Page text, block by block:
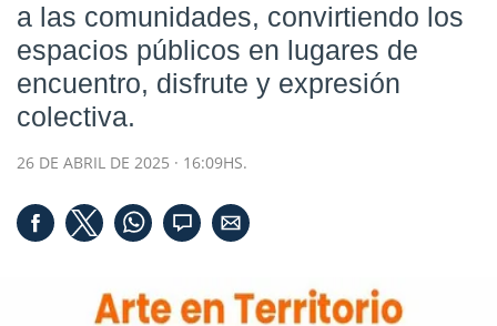
a las comunidades, convirtiendo los
espacios públicos en lugares de
encuentro, disfrute y expresión
colectiva.
26 DE ABRIL DE 2025 · 16:09HS.